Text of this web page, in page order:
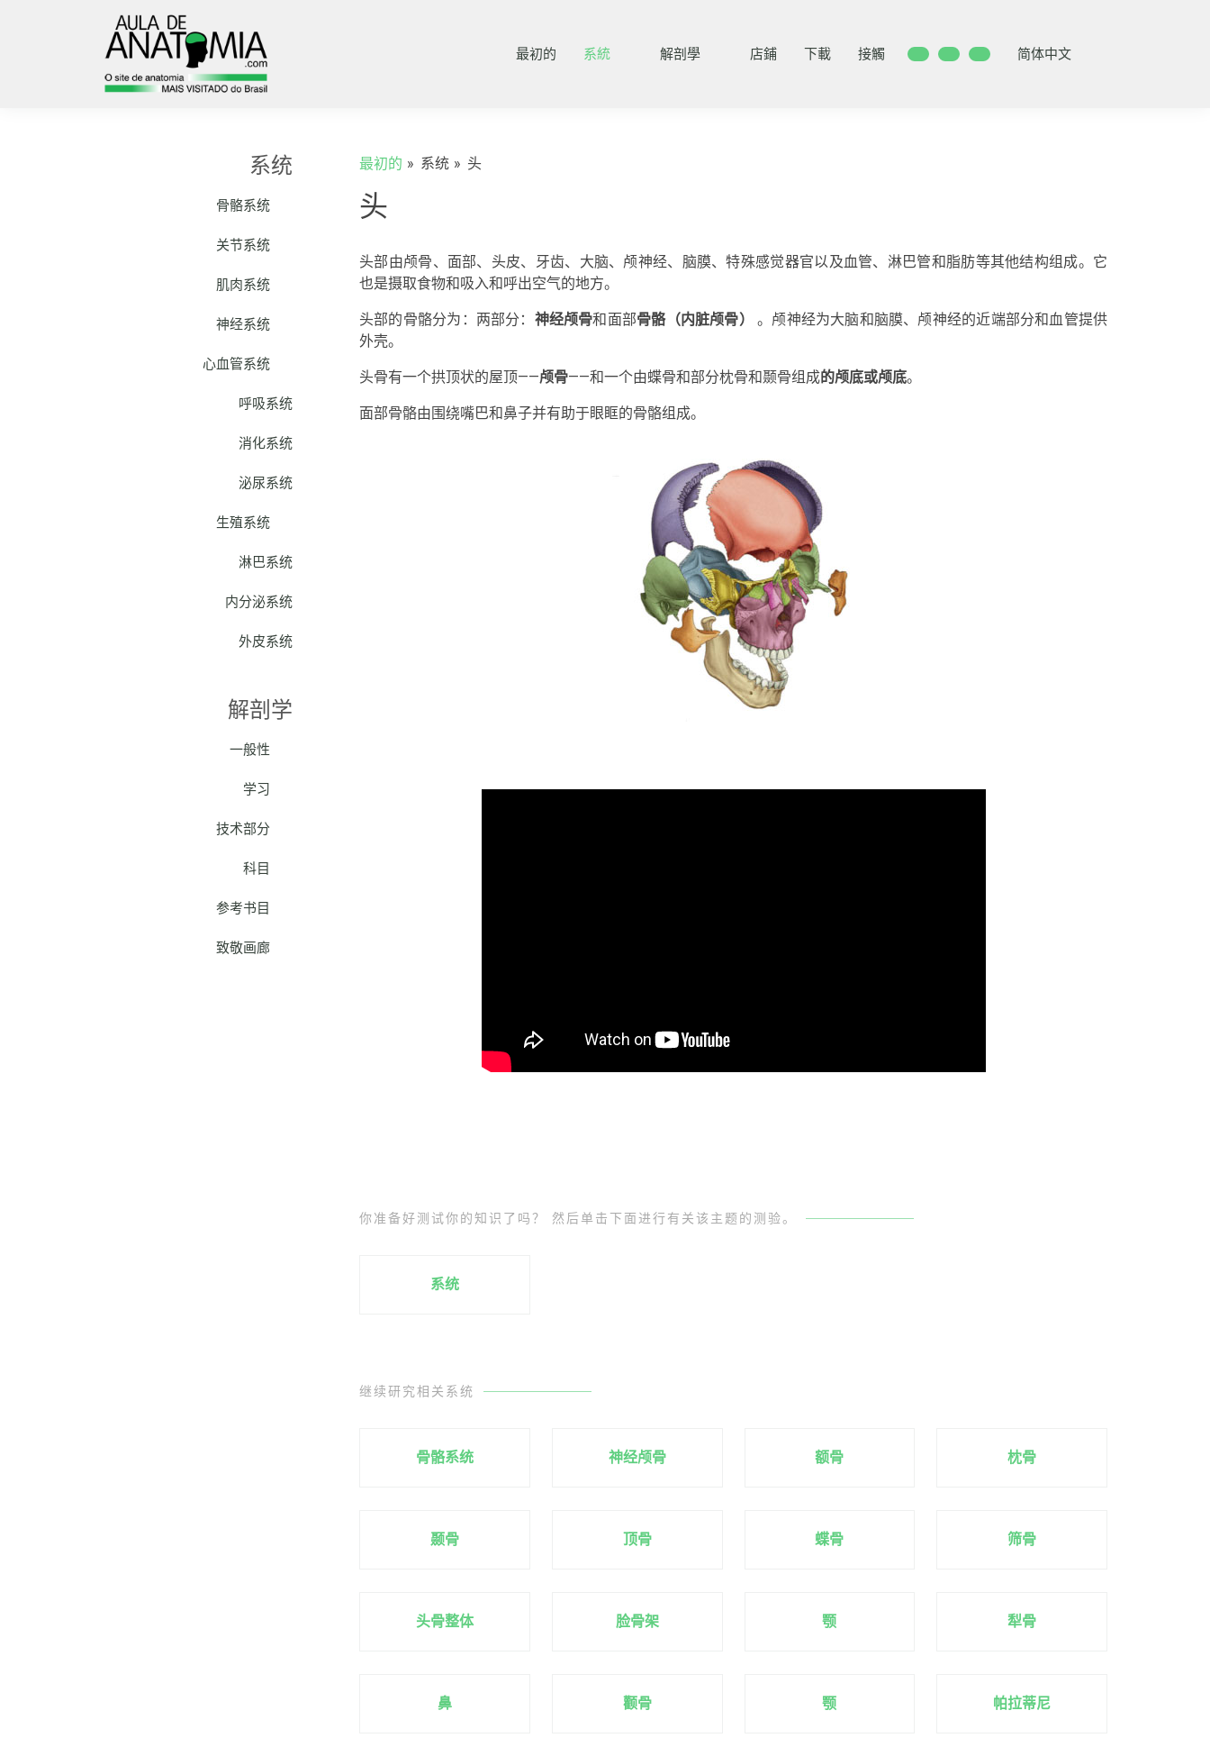
最初的 系統 解剖學 店鋪 下載 接觸 简体中文
系统
骨骼系统
关节系统
肌肉系统
神经系统
心血管系统
呼吸系统
消化系统
泌尿系统
生殖系统
淋巴系统
内分泌系统
外皮系统
解剖学
一般性
学习
技术部分
科目
参考书目
致敬画廊
最初的 系统 头
头
头部由颅骨、面部、头皮、牙齿、大脑、颅神经、脑膜、特殊感觉器官以及血管、淋巴管和脂肪等其他结构组成。它
也是摄取食物和吸入和呼出空气的地方。
头部的骨骼分为：两部分： 神经颅骨和面部骨骼（内脏颅骨）
。颅神经为大脑和脑膜、颅神经的近端部分和血管提供
外壳。
头骨有一个拱顶状的屋顶——颅骨——和一个由蝶骨和部分枕骨和颞骨组成的颅底或颅底。
面部骨骼由围绕嘴巴和鼻子并有助于眼眶的骨骼组成。
你准备好测试你的知识了吗？ 然后单击下面进行有关该主题的测验。
系统
继续研究相关系统
骨骼系统 神经颅骨 额骨 枕骨
颞骨 顶骨 蝶骨 筛骨
头骨整体 脸骨架 颚 犁骨
鼻 颧骨 颚 帕拉蒂尼